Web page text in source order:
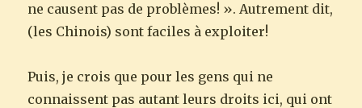
ne causent pas de problèmes! ». Autrement dit,
(les Chinois) sont faciles à exploiter!
Puis, je crois que pour les gens qui ne
connaissent pas autant leurs droits ici, qui ont